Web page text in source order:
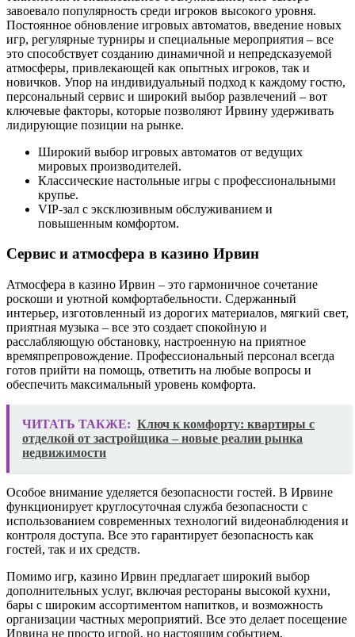
завоевало популярность среди игроков высокого уровня.
Постоянное обновление игровых автоматов, введение новых
игр, регулярные турниры и специальные мероприятия – все
это способствует созданию динамичной и непредсказуемой
атмосферы, привлекающей как опытных игроков, так и
новичков. Упор на индивидуальный подход к каждому гостю,
персональный сервис и широкий выбор развлечений – вот
ключевые факторы, которые позволяют Ирвину удерживать
лидирующие позиции на рынке.
Широкий выбор игровых автоматов от ведущих
мировых производителей.
Классические настольные игры с профессиональными
крупье.
VIP-зал с эксклюзивным обслуживанием и
повышенным комфортом.
Сервис и атмосфера в казино Ирвин
Атмосфера в казино Ирвин – это гармоничное сочетание
роскоши и уютной комфортабельности. Сдержанный
интерьер, изготовленный из дорогих материалов, мягкий свет,
приятная музыка – все это создает спокойную и
расслабляющую обстановку, настроенную на приятное
времяпрепровождение. Профессиональный персонал всегда
готов прийти на помощь, ответить на любые вопросы и
обеспечить максимальный уровень комфорта.
ЧИТАТЬ ТАКЖЕ: Ключ к комфорту: квартиры с
отделкой от застройщика – новые реалии рынка
недвижимости
Особое внимание уделяется безопасности гостей. В Ирвине
функционирует круглосуточная служба безопасности с
использованием современных технологий видеонаблюдения и
контроля доступа. Все это гарантирует безопасность как
гостей, так и их средств.
Помимо игр, казино Ирвин предлагает широкий выбор
дополнительных услуг, включая рестораны высокой кухни,
бары с широким ассортиментом напитков, и возможность
организации частных мероприятий. Все это делает посещение
Ирвина не просто игрой, но настоящим событием,